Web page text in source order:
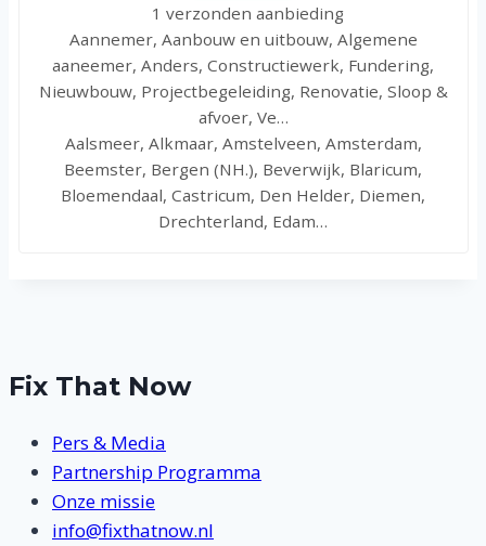
1 verzonden aanbieding
Aannemer, Aanbouw en uitbouw, Algemene
aaneemer, Anders, Constructiewerk, Fundering,
Nieuwbouw, Projectbegeleiding, Renovatie, Sloop &
afvoer, Ve…
Aalsmeer, Alkmaar, Amstelveen, Amsterdam,
Beemster, Bergen (NH.), Beverwijk, Blaricum,
Bloemendaal, Castricum, Den Helder, Diemen,
Drechterland, Edam…
Fix That Now
Pers & Media
Partnership Programma
Onze missie
info@fixthatnow.nl